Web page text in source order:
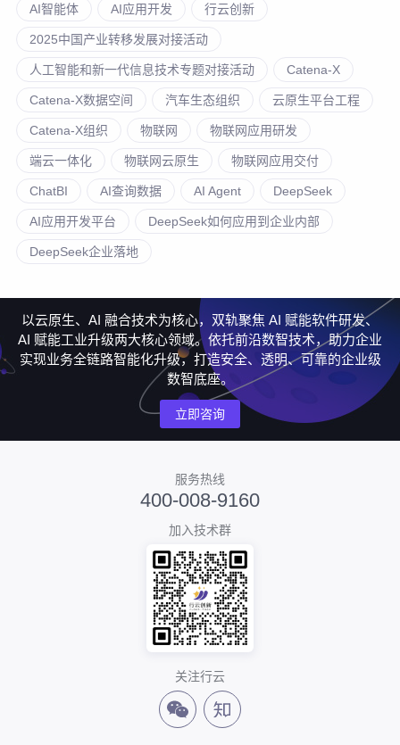
AI智能体 AI应用开发 行云创新
2025中国产业转移发展对接活动
人工智能和新一代信息技术专题对接活动 Catena-X
Catena-X数据空间 汽车生态组织 云原生平台工程
Catena-X组织 物联网 物联网应用研发
端云一体化 物联网云原生 物联网应用交付
ChatBI AI查询数据 AI Agent DeepSeek
AI应用开发平台 DeepSeek如何应用到企业内部
DeepSeek企业落地
以云原生、AI 融合技术为核心，双轨聚焦 AI 赋能软件研发、
AI 赋能工业升级两大核心领域。依托前沿数智技术，助力企业
实现业务全链路智能化升级，打造安全、透明、可靠的企业级
数智底座。
立即咨询
服务热线
400-008-9160
加入技术群
关注行云